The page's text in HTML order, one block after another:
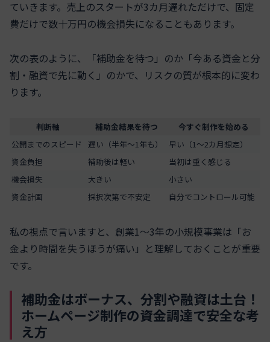
ていきます。売上のスタートが3カ月遅れただけで、固定
費だけで数十万円の機会損失になることもあります。
次の表のように、「補助金を待つ」のか「今ある資金と分
割・融資で先に動く」のかで、リスクの質が根本的に変わ
ります。
判断軸 補助金結果を待つ
今すぐ制作を始める
公開までのスピード
遅い（半年〜1年も）
早い（1〜2カ月想定）
資金負担
補助後は軽い
当初は重く感じる
機会損失
大きい
小さい
資金計画
採択次第で不安定 自分でコントロール可能
私の視点で言いますと、創業1〜3年の小規模事業は「お
金より時間を失うほうが痛い」と理解しておくことが重要
です。
補助金はボーナス、分割や融資は土台！
ホームページ制作の資金調達で安全な考
え方